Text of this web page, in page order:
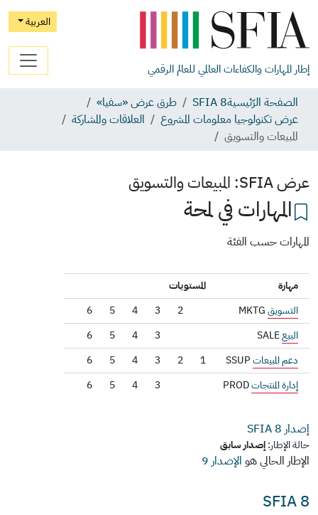
العربية
إطار المهارات والكفاءات العالمي للعالم الرقمي
الصفحة الرّئيسيةSFIA 8
طرق عرض «سفيا»
عرض تكنولوجيا معلومات المشروع
العلاقات والمشاركة
المبيعات والتسويق
عرض SFIA: المبيعات والتسويق
المهارات في لمحة
المهارات حسب الفئة
مهارة
المستويات
التسويقMKTG
2
3
4
5
6
البيعSALE
3
4
5
6
دعم المبيعاتSSUP
1
2
3
4
5
6
إدارة المنتجاتPROD
3
4
5
6
إصدار SFIA 8
حالة الإطار:إصدار سابق
الإطار الحالي هو الإصدار 9
SFIA 8